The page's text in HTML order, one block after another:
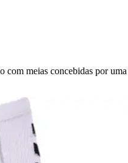
meias concebidas por uma